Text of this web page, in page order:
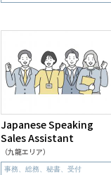
Japanese Speaking
Sales Assistant
（九龍エリア）
事務、総務、秘書、受付